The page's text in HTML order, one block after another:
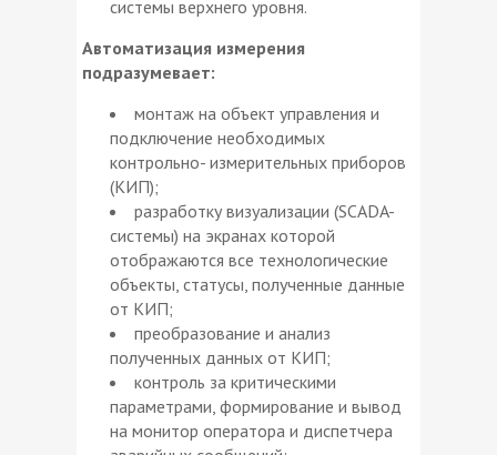
системы верхнего уровня.
Автоматизация измерения
подразумевает:
монтаж на объект управления и
подключение необходимых
контрольно- измерительных приборов
(КИП);
разработку визуализации (SCADA-
системы) на экранах которой
отображаются все технологические
объекты, статусы, полученные данные
от КИП;
преобразование и анализ
полученных данных от КИП;
контроль за критическими
параметрами, формирование и вывод
на монитор оператора и диспетчера